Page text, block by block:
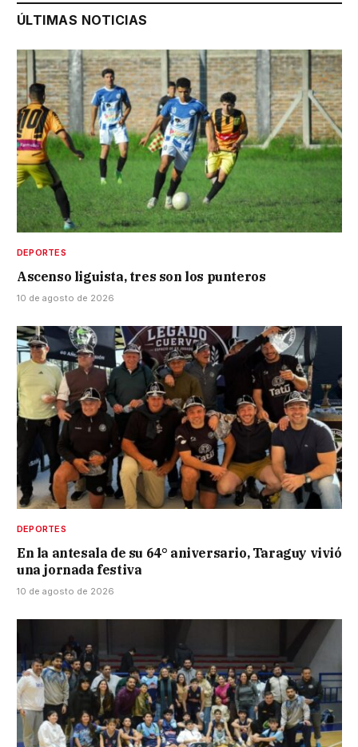
ÚLTIMAS NOTICIAS
DEPORTES
Ascenso liguista, tres son los punteros
10 de agosto de 2026
DEPORTES
En la antesala de su 64° aniversario, Taraguy vivió
una jornada festiva
10 de agosto de 2026